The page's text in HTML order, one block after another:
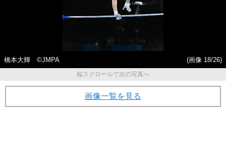
橋本大輝 ©JMPA
(画像 18/26)
縦スクロールで次の写真へ
画像一覧を見る